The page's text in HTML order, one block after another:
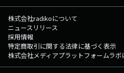
株式会社radikoについて
ニュースリリース
採用情報
特定商取引に関する法律に基づく表示
株式会社メディアプラットフォームラボ